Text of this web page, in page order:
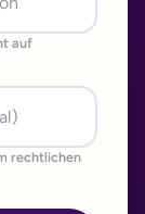
auf
rechtlichen